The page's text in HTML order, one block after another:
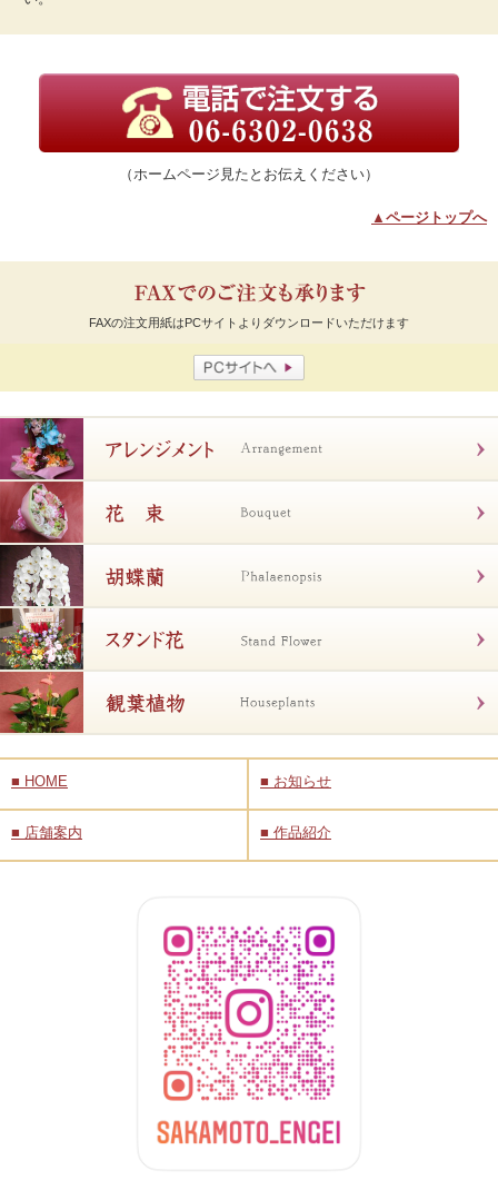
（ホームページ見たとお伝えください）
▲ページトップへ
FAXの注文用紙はPCサイトよりダウンロードいただけます
■ HOME ■ お知らせ
■ 店舗案内 ■ 作品紹介